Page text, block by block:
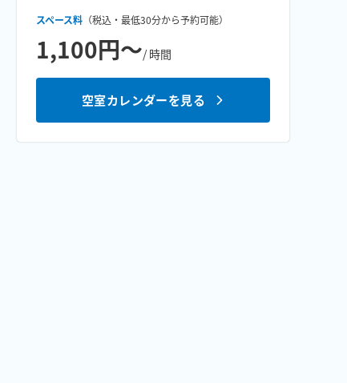
スペース料 （税込・最低30分から予約可能）
1,100円〜/ 時間
空室カレンダーを見る